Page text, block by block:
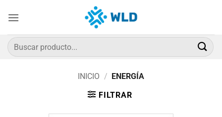
Buscar
por:
INICIO / ENERGÍA
FILTRAR